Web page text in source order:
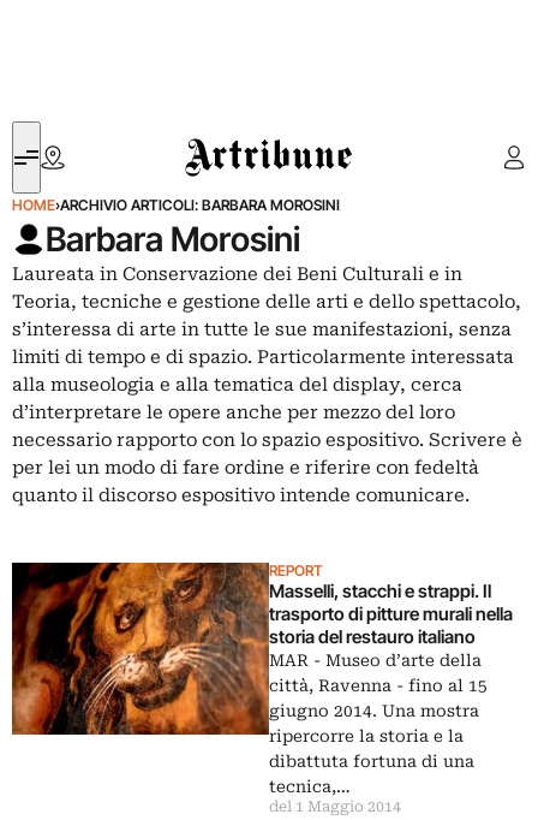
Artribune
HOME›ARCHIVIO ARTICOLI: BARBARA MOROSINI
Barbara Morosini
Laureata in Conservazione dei Beni Culturali e in
Teoria, tecniche e gestione delle arti e dello spettacolo,
s’interessa di arte in tutte le sue manifestazioni, senza
limiti di tempo e di spazio. Particolarmente interessata
alla museologia e alla tematica del display, cerca
d’interpretare le opere anche per mezzo del loro
necessario rapporto con lo spazio espositivo. Scrivere è
per lei un modo di fare ordine e riferire con fedeltà
quanto il discorso espositivo intende comunicare.
REPORT
Masselli, stacchi e strappi. Il
trasporto di pitture murali nella
storia del restauro italiano
MAR - Museo d’arte della
città, Ravenna - fino al 15
giugno 2014. Una mostra
ripercorre la storia e la
dibattuta fortuna di una
tecnica,…
del 1 Maggio 2014